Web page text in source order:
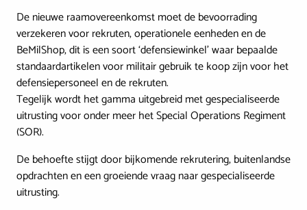
De nieuwe raamovereenkomst moet de bevoorrading
verzekeren voor rekruten, operationele eenheden en de
BeMilShop, dit is een soort ‘defensiewinkel’ waar bepaalde
standaardartikelen voor militair gebruik te koop zijn voor het
defensiepersoneel en de rekruten.
Tegelijk wordt het gamma uitgebreid met gespecialiseerde
uitrusting voor onder meer het Special Operations Regiment
(SOR).
De behoefte stijgt door bijkomende rekrutering, buitenlandse
opdrachten en een groeiende vraag naar gespecialiseerde
uitrusting.